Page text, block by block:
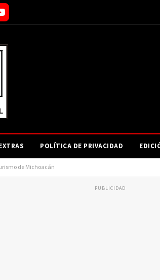
POLÍTICA DE PRIVACIDAD
de Michoacán
PUBLICIDAD